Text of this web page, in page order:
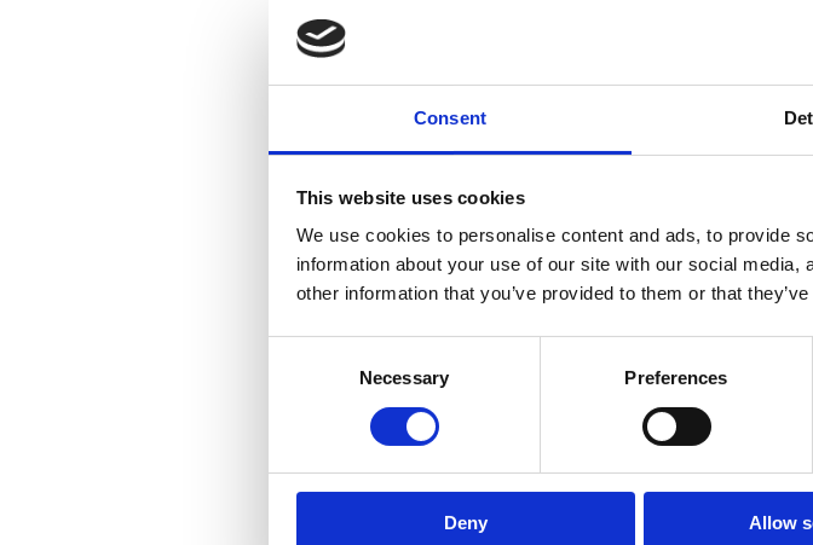
Consent
This website uses cookies
We use cookies to personalise content and ads, to provide
information about your use of our site with our social
other information that you’ve provided to them or that
Necessary Preferences
Deny Allow
Riviera mit den